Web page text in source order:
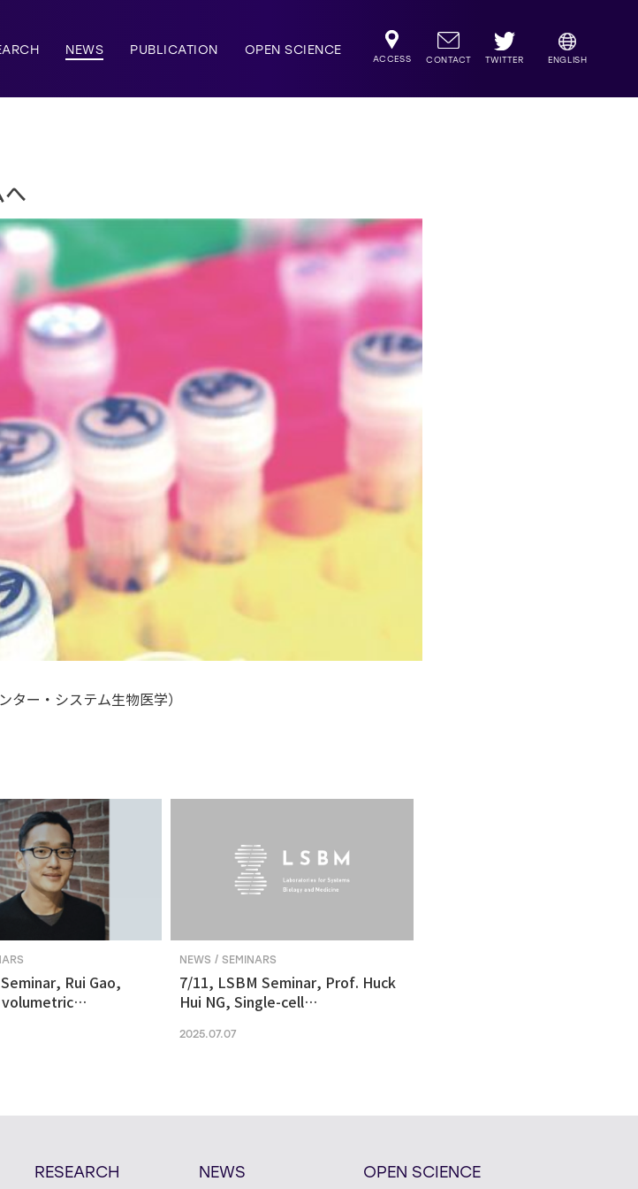
NEWS PUBLICATION OPEN SCIENCE
ACCESS CONTACT TWITTER ENGLISH
ター・システム生物医学）
Rui Gao,
volumetric
via
NEWS / SEMINARS
7/11, LSBM Seminar, Prof. Huck
Hui NG, Single-cell
molecular vulnerability in human
2025.07.07
RESEARCH NEWS OPEN SCIENCE